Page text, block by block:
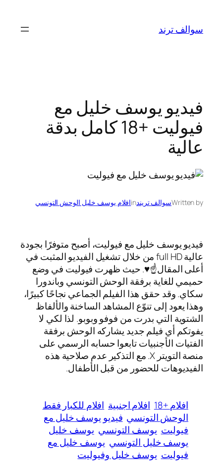
المحتوى
سوالف ترند
فيديو يوسف خليل مع
فيوليت +18 كامل بدقة
عالية
Written byسوالف تريندinافلام يوسف خليل الوحش التونسي
فيديو يوسف خليل مع فيوليت، أصبح متوفرًا بجودة
عالية full HD من خلال تشغيل الفيديو المثبت في
أعلى المقال☝️♥️. حيث ظهرت فيوليت في وضع
حميمي للغاية برفقة الوحش التونسي وباندورا
سكاي. وقد حقق هذا الفيلم الجماعي نجاحًا كبيرًا،
وهذا يعود إلى تنوّع المشاهد الساخنة والألفاظ
الشتوية التي بدرت من فوفو وبوبو. لذا لكي لا
يفوتكم أي فيلم جديد يشاركه الوحش برفقة
الفتيات الأجنبيات تابعوا حسابه الرسمي على
منصة التويتر X. مع التذكير عدم صلاحية هذه
الفيديوهات للحضور من قبل الأطفال.
افلام +18 افلام اجنبية افلام للكبار فقط
الوحش التونسي فيديو يوسف خليل مع
فيوليت يوسف التونسي يوسف خليل
يوسف خليل التونسي يوسف خليل مع
فيوليت يوسف خليل وفيوليت